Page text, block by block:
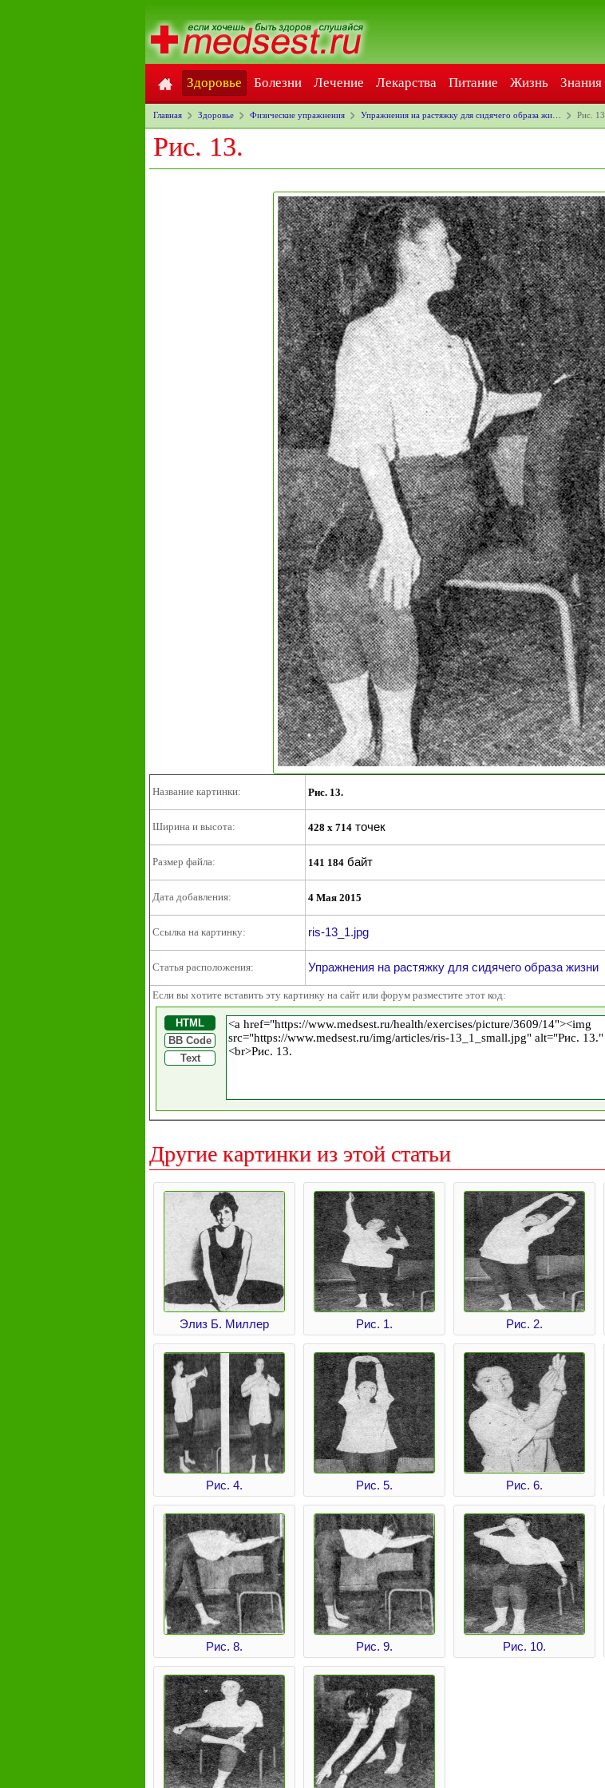
Здоровье Болезни Лечение Лекарства Питание Жизнь Знания
Главная Здоровье Физические упражнения Упражнения на растяжку для сидячего образа жи… Рис. 13.
Рис. 13.
Название картинки: Рис. 13.
Ширина и высота: 428 x 714 точек
Размер файла: 141 184 байт
Дата добавления: 4 Мая 2015
Ссылка на картинку: ris-13_1.jpg
Статья расположения: Упражнения на растяжку для сидячего образа жизни
Если вы хотите вставить эту картинку на сайт или форум разместите этот код:
HTML
BB Code
Text
Другие картинки из этой статьи
Элиз Б. Миллер Рис. 1. Рис. 2.
Рис. 4. Рис. 5. Рис. 6.
Рис. 8. Рис. 9. Рис. 10.